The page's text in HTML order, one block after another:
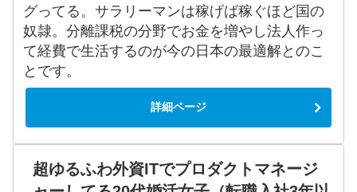
グってる。サラリーマンは稼げば稼ぐほど国の
奴隷。分離課税の分野でお金を増やし法人作っ
て経費で生活するのが今の日本の最適解とのこ
とです。
詳細ページ
超ゆるふわ外資ITでプロダクトマネージ